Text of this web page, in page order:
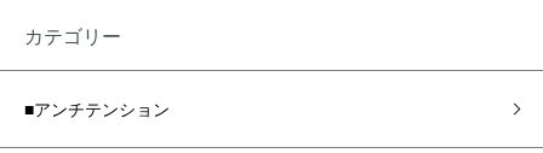
カテゴリー
■アンチテンション